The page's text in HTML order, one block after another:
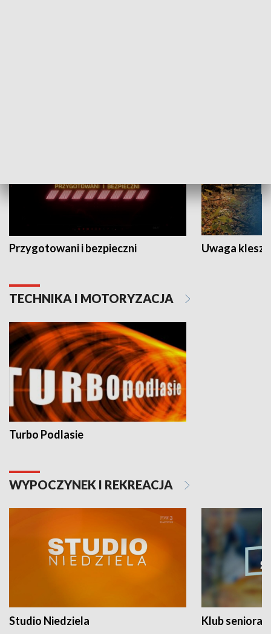
Przygotowani i bezpieczni Uwaga
TECHNIKA I MOTORYZACJA
Turbo Podlasie
WYPOCZYNEK I REKREACJA
Studio Niedziela Klub seniora